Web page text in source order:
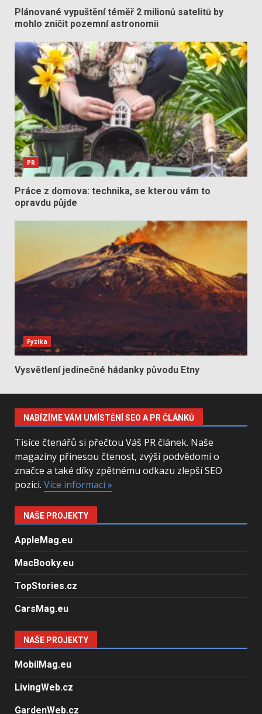
Plánované vypuštění téměř 2 milionů satelitů by
mohlo zničit pozemní astronomii
PR
Práce z domova: technika, se kterou vám to
opravdu půjde
Fyzika
Vysvětlení jedinečné hádanky původu Etny
NABÍZÍME VÁM UMÍSTĚNÍ SEO A PR ČLÁNKŮ
Tisíce čtenářů si přečtou Váš PR článek. Naše
magazíny přinesou čtenost, zvýší podvědomí o
značce a také díky zpětnému odkazu zlepší SEO
pozici. Více informací »
NAŠE PROJEKTY
AppleMag.eu
MacBooky.eu
TopStories.cz
CarsMag.eu
NAŠE PROJEKTY
MobilMag.eu
LivingWeb.cz
GardenWeb.cz